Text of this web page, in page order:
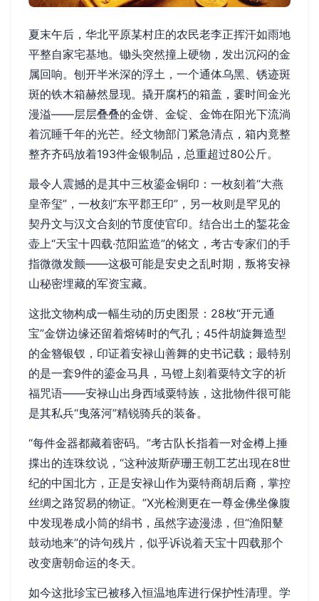
夏末午后，华北平原某村庄的农民老李正挥汗如雨地
平整自家宅基地。锄头突然撞上硬物，发出沉闷的金
属回响。刨开半米深的浮土，一个通体乌黑、锈迹斑
斑的铁木箱赫然显现。撬开腐朽的箱盖，霎时间金光
漫溢——层层叠叠的金饼、金锭、金饰在阳光下流淌
着沉睡千年的光芒。经文物部门紧急清点，箱内竟整
整齐齐码放着193件金银制品，总重超过80公斤。
最令人震撼的是其中三枚鎏金铜印：一枚刻着“大燕
皇帝玺”，一枚刻“东平郡王印”，另一枚则是罕见的
契丹文与汉文合刻的节度使官印。结合出土的錾花金
壶上“天宝十四载·范阳监造”的铭文，考古专家们的手
指微微发颤——这极可能是安史之乱时期，叛将安禄
山秘密埋藏的军资宝藏。
这批文物构成一幅生动的历史图景：28枚“开元通
宝”金饼边缘还留着熔铸时的气孔；45件胡旋舞造型
的金簪银钗，印证着安禄山善舞的史书记载；最特别
的是一套9件的鎏金马具，马镫上刻着粟特文字的祈
福咒语——安禄山出身西域粟特族，这批物件很可能
是其私兵“曳落河”精锐骑兵的装备。
“每件金器都藏着密码。”考古队长指着一对金樽上捶
揲出的连珠纹说，“这种波斯萨珊王朝工艺出现在8世
纪的中国北方，正是安禄山作为粟特商胡后裔，掌控
丝绸之路贸易的物证。”X光检测更在一尊金佛坐像腹
中发现卷成小筒的绢书，虽然字迹漫漶，但“渔阳鼙
鼓动地来”的诗句残片，似乎诉说着天宝十四载那个
改变唐朝命运的冬天。
如今这批珍宝已被移入恒温地库进行保护性清理。学